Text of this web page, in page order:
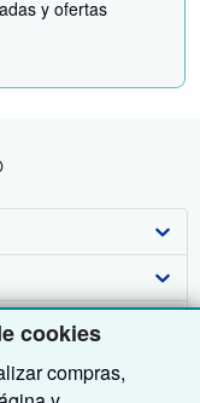
cookies
compras,
y ofertas